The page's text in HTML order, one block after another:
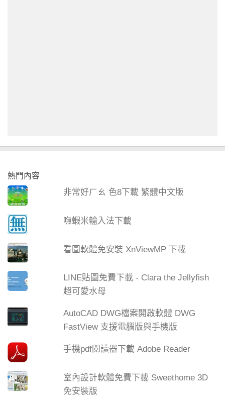
熱門內容
非常好ㄏㄠ 色8下載 繁體中文版
嘸蝦米輸入法下載
看圖軟體免安裝 XnViewMP 下載
LINE貼圖免費下載 - Clara the Jellyfish
超可愛水母
AutoCAD DWG檔案開啟軟體 DWG
FastView 支援電腦版與手機版
手機pdf閱讀器下載 Adobe Reader
室內設計軟體免費下載 Sweethome 3D
免安裝版